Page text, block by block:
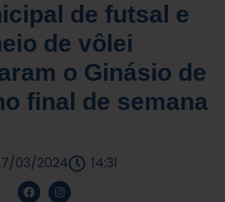
de futsal e
de vôlei
o Ginásio de
final de semana
03/2024 14:31